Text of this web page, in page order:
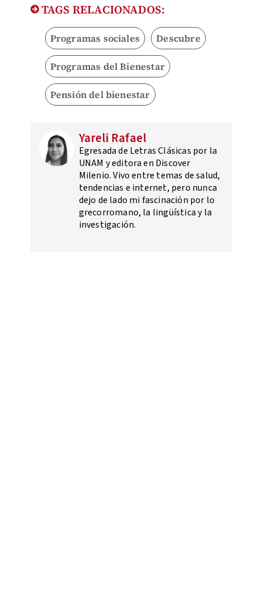
TAGS RELACIONADOS:
Programas sociales Descubre
Programas del Bienestar
Pensión del bienestar
Yareli Rafael
Egresada de Letras Clásicas por la
UNAM y editora en Discover
Milenio. Vivo entre temas de salud,
tendencias e internet, pero nunca
dejo de lado mi fascinación por lo
grecorromano, la lingüística y la
investigación.